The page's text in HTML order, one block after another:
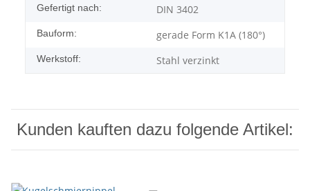
Gefertigt nach: DIN 3402
Bauform: gerade Form K1A (180°)
Werkstoff: Stahl verzinkt
Kunden kauften dazu folgende Artikel: